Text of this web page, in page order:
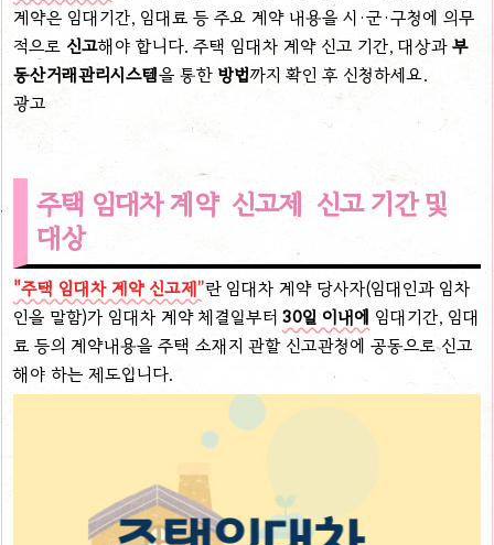
계약은 임대기간, 임대료 등 주요 계약 내용을 시·군·구청에 의무
적으로 신고해야 합니다. 주택 임대차 계약 신고 기간, 대상과 부
동산거래관리시스템을 통한 방법까지 확인 후 신청하세요.
광고
주택 임대차 계약 신고제 신고 기간 및
대상
"주택 임대차 계약 신고제”란 임대차 계약 당사자(임대인과 임차
인을 말함)가 임대차 계약 체결일부터 30일 이내에 임대기간, 임대
료 등의 계약내용을 주택 소재지 관할 신고관청에 공동으로 신고
해야 하는 제도입니다.